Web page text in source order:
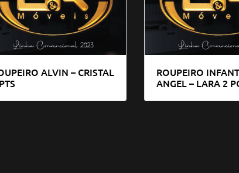
ALVIN – CRISTAL
ROUPEIRO
ANGEL – LARA 2